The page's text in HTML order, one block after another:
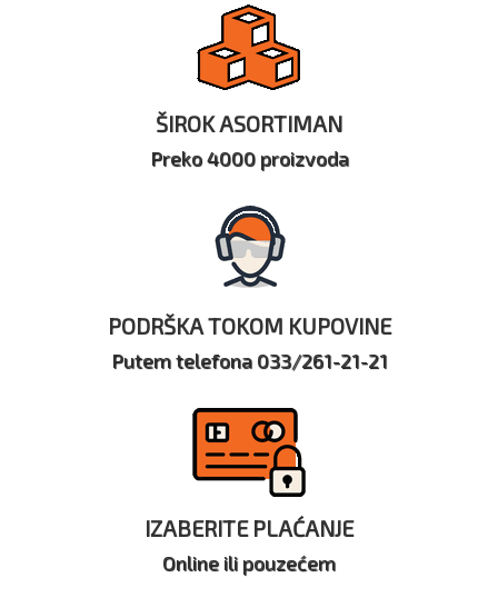
ŠIROK ASORTIMAN
Preko 4000 proizvoda
PODRŠKA TOKOM KUPOVINE
Putem telefona 033/261-21-21
IZABERITE PLAĆANJE
Online ili pouzećem